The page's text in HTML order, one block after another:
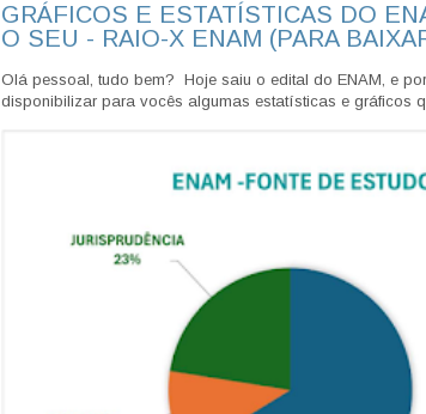
GRÁFICOS E ESTATÍSTICAS DO
O SEU - RAIO-X ENAM (PARA
Olá pessoal, tudo bem? Hoje saiu o edital do ENAM, e
disponibilizar para vocês algumas estatísticas e gráficos